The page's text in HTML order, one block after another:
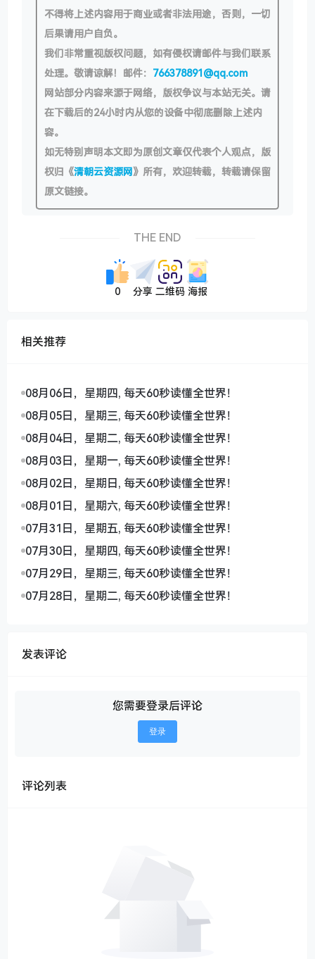
不得将上述内容用于商业或者非法用途，否则，一切
后果请用户自负。
我们非常重视版权问题，如有侵权请邮件与我们联系
处理。敬请谅解！邮件： 766378891@qq.com
网站部分内容来源于网络，版权争议与本站无关。请
在下载后的24小时内从您的设备中彻底删除上述内
容。
如无特别声明本文即为原创文章仅代表个人观点，版
权归《清朝云资源网》所有，欢迎转载，转载请保留
原文链接。
THE END
0 分享 二维码 海报
相关推荐
08月06日，星期四, 每天60秒读懂全世界！
08月05日，星期三, 每天60秒读懂全世界！
08月04日，星期二, 每天60秒读懂全世界！
08月03日，星期一, 每天60秒读懂全世界！
08月02日，星期日, 每天60秒读懂全世界！
08月01日，星期六, 每天60秒读懂全世界！
07月31日，星期五, 每天60秒读懂全世界！
07月30日，星期四, 每天60秒读懂全世界！
07月29日，星期三, 每天60秒读懂全世界！
07月28日，星期二, 每天60秒读懂全世界！
发表评论
您需要登录后评论
登录
评论列表